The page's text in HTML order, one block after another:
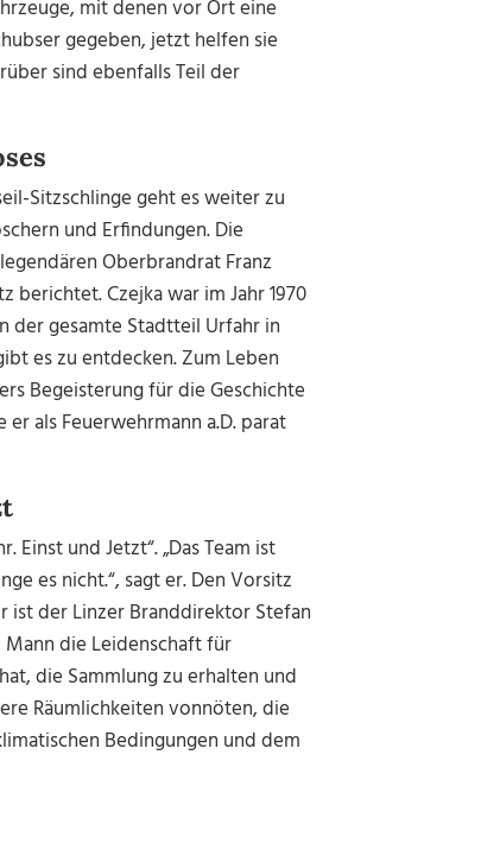
mit denen vor Ort eine
gegeben, jetzt helfen sie
sind ebenfalls Teil der
Sitzschlinge geht es weiter zu
und Erfindungen. Die
Oberbrandrat Franz
berichtet. Czejka war im Jahr 1970
der gesamte Stadtteil Urfahr in
es zu entdecken. Zum Leben
Begeisterung für die Geschichte
als Feuerwehrmann a.D. parat
und Jetzt“. „Das Team ist
es nicht.“, sagt er. Den Vorsitz
ist der Linzer Branddirektor Stefan
die Leidenschaft für
die Sammlung zu erhalten und
Räumlichkeiten vonnöten, die
Bedingungen und dem